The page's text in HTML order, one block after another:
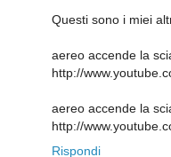
Questi sono i miei
aereo accende la
http://
aereo accende la
http://
Rispondi